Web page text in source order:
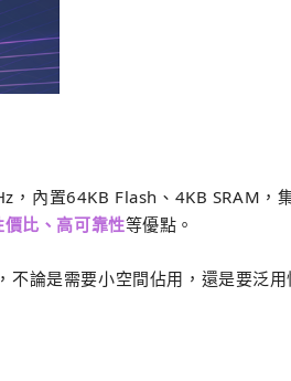
，內置64KB Flash、4KB SRAM，
比、高可靠性等優點。
論是需要小空間佔用，還是要泛